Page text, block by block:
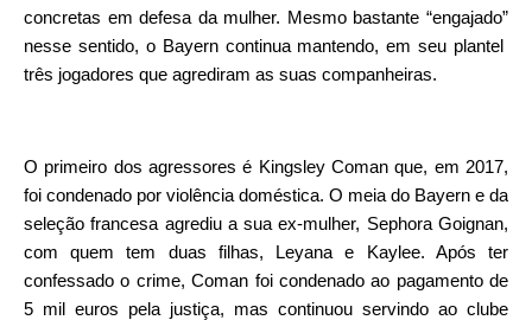
concretas em defesa da mulher. Mesmo bastante “engajado”
nesse sentido, o Bayern continua mantendo, em seu plantel
três jogadores que agrediram as suas companheiras.
O primeiro dos agressores é Kingsley Coman que, em 2017,
foi condenado por violência doméstica. O meia do Bayern e da
seleção francesa agrediu a sua ex-mulher, Sephora Goignan,
com quem tem duas filhas, Leyana e Kaylee. Após ter
confessado o crime, Coman foi condenado ao pagamento de
5 mil euros pela justiça, mas continuou servindo ao clube